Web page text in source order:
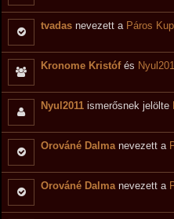
tvadas nevezett a Páros
Kronome Kristófés
Nyul2011 ismerősnek jelölte
Orováné Dalma nevezett a
Orováné Dalma nevezett a